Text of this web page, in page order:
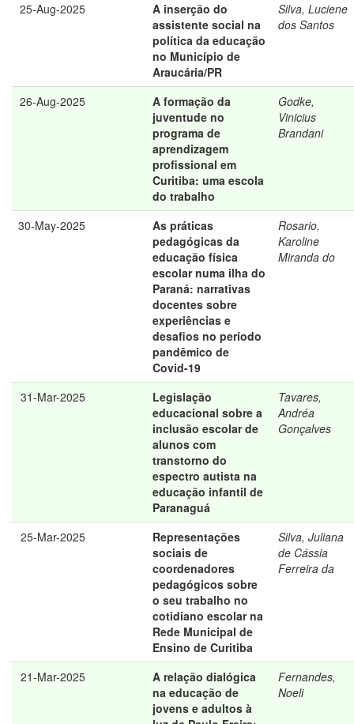
25-Aug-2025
A inserção do
assistente social na
política da educação
no Município de
Araucária/PR
Silva, Luciene
dos Santos
26-Aug-2025
A formação da
juventude no
programa de
aprendizagem
profissional em
Curitiba: uma escola
do trabalho
Godke,
Vinicius
Brandani
30-May-2025
As práticas
pedagógicas da
educação física
escolar numa ilha do
Paraná: narrativas
docentes sobre
experiências e
desafios no período
pandêmico de
Covid-19
Rosario,
Karoline
Miranda do
31-Mar-2025
Legislação
educacional sobre a
inclusão escolar de
alunos com
transtorno do
espectro autista na
educação infantil de
Paranaguá
Tavares,
Andréa
Gonçalves
25-Mar-2025
Representações
sociais de
coordenadores
pedagógicos sobre
o seu trabalho no
cotidiano escolar na
Rede Municipal de
Ensino de Curitiba
Silva, Juliana
de Cássia
Ferreira da
21-Mar-2025
A relação dialógica
na educação de
jovens e adultos à
Fernandes,
Noeli